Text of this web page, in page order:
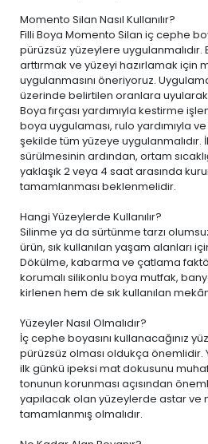
Momento Silan Nasıl Kullanılır?
Filli Boya Momento Silan iç cephe
pürüzsüz yüzeylere uygulanmalıdır.
arttırmak ve yüzeyi hazırlamak için
uygulanmasını öneriyoruz.
üzerinde belirtilen oranlara
Boya fırçası yardımıyla kestirme
boya uygulaması, rulo yardımıyla
şekilde tüm yüzeye uygulanmalıdır.
sürülmesinin ardından, ortam
yaklaşık 2 veya 4 saat arasında
tamamlanması beklenmelidir.
Hangi Yüzeylerde Kullanılır?
Silinme ya da sürtünme tarzı
ürün, sık kullanılan yaşam alanları
Dökülme, kabarma ve çatlama
korumalı silikonlu boya mutfak,
kirlenen hem de sık kullanılan
Yüzeyler Nasıl Olmalıdır?
İç cephe boyasını kullanacağınız
pürüzsüz olması oldukça önemlidir.
ilk günkü ipeksi mat dokusunu
tonunun korunması açısından
yapılacak olan yüzeylerde astar ve
tamamlanmış olmalıdır.